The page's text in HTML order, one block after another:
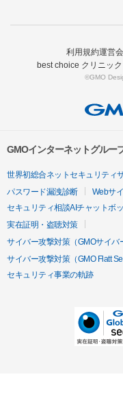
利用規約運営
best choice クリニッ
©GMO
GMOインターネットグルー
世界初総合ネットセキュリティ
パスワード漏洩診断
Webサ
セキュリティ相談AIチャットボ
実在証明・盗聴対策
サイバー攻撃対策（GMOサイバ
サイバー攻撃対策（GMO Flatt
セキュリティ事業の軌跡